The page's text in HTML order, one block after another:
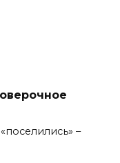
–